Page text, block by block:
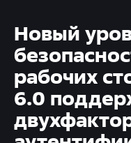
Новый
рабочих
6.0